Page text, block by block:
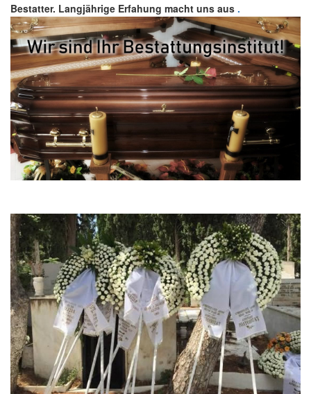
Bestatter. Langjährige Erfahung macht uns aus .